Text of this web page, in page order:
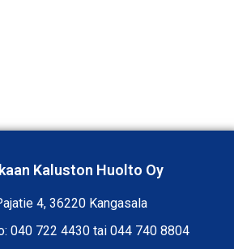
Kaluston Huolto Oy
4, 36220 Kangasala
040 722 4430 tai 044 740 8804